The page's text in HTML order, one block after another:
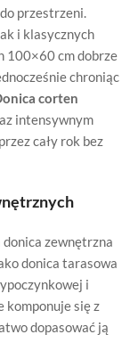
przestrzeni.
i klasycznych
100×60 cm dobrze
chroniąc
corten
intensywnym
cały rok bez
zewnętrzna
donica tarasowa
i
komponuje się z
dopasować ją